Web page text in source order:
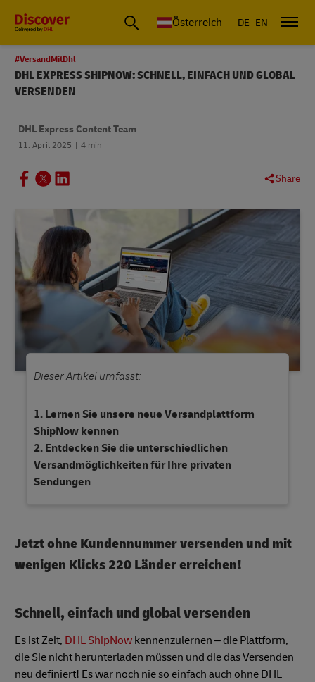
Österreich DE EN
#VersandMitDhl
DHL EXPRESS SHIPNOW: SCHNELL, EINFACH UND GLOBAL
VERSENDEN
DHL Express Content Team
11. April 2025 4 min
Share
Dieser Artikel umfasst:
Lernen Sie unsere neue Versandplattform
ShipNow kennen
Entdecken Sie die unterschiedlichen
Versandmöglichkeiten für Ihre privaten
Sendungen
Jetzt ohne Kundennummer versenden und mit
wenigen Klicks 220 Länder erreichen!
Schnell, einfach und global versenden
Es ist Zeit, DHL ShipNow kennenzulernen – die Plattform,
die Sie nicht herunterladen müssen und die das Versenden
neu definiert! Es war noch nie so einfach auch ohne DHL